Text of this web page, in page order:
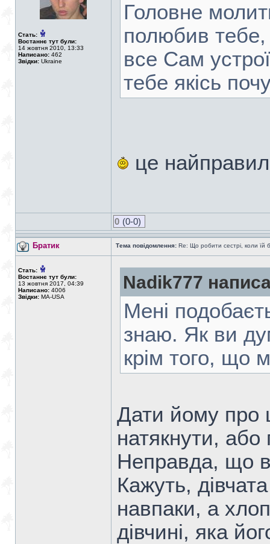
Стать:
Востаннє тут були:
14 жовтня 2010, 13:33
Написано: 462
Звідки: Ukraine
Головне
полюбив
все Сам
тебе якісь
це
0 (0-0)
Братик Тема повідомлення: Re: Що робити сестрі, коли їй
Стать:
Востаннє тут були:
13 жовтня 2017, 04:39
Написано: 4006
Звідки: MA-USA
Nadik777
Мені
знаю. Як ви
крім того, що
Дати йому про
натякнути,
Неправда, що
Кажуть,
навпаки, а
дівчині, яка